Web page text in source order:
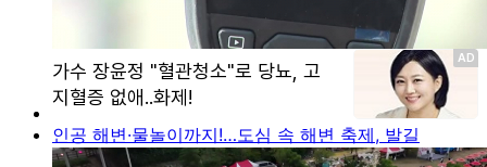
인공 해변·물놀이까지!…도심 속 해변 축제, 발길